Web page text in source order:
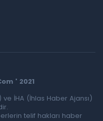
' 2021
İHA (İhlas Haber Ajansı)
telif hakları haber